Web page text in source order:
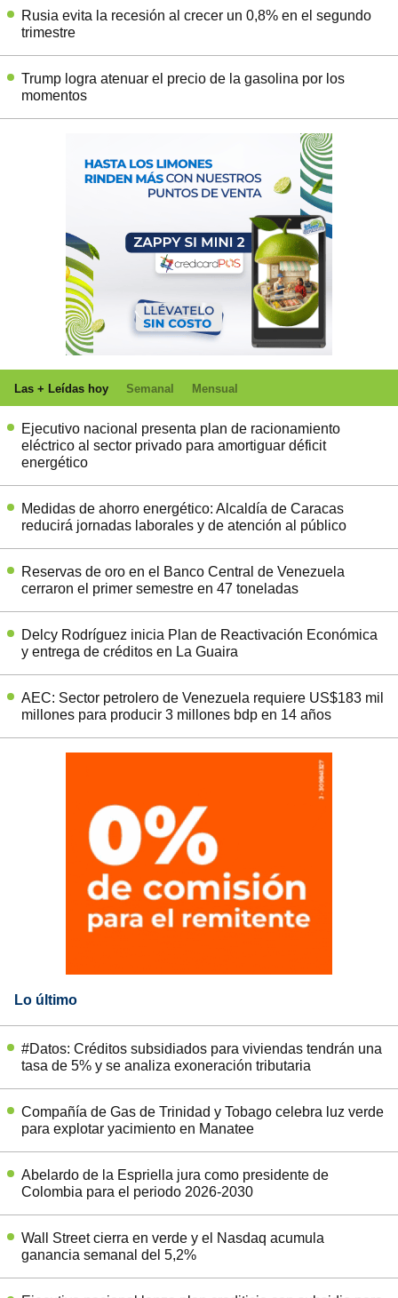
Rusia evita la recesión al crecer un 0,8% en el segundo
trimestre
Trump logra atenuar el precio de la gasolina por los
momentos
Las + Leídas hoy Semanal Mensual
Ejecutivo nacional presenta plan de racionamiento
eléctrico al sector privado para amortiguar déficit
energético
Medidas de ahorro energético: Alcaldía de Caracas
reducirá jornadas laborales y de atención al público
Reservas de oro en el Banco Central de Venezuela
cerraron el primer semestre en 47 toneladas
Delcy Rodríguez inicia Plan de Reactivación Económica
y entrega de créditos en La Guaira
AEC: Sector petrolero de Venezuela requiere US$183 mil
millones para producir 3 millones bdp en 14 años
Lo último
#Datos: Créditos subsidiados para viviendas tendrán una
tasa de 5% y se analiza exoneración tributaria
Compañía de Gas de Trinidad y Tobago celebra luz verde
para explotar yacimiento en Manatee
Abelardo de la Espriella jura como presidente de
Colombia para el periodo 2026-2030
Wall Street cierra en verde y el Nasdaq acumula
ganancia semanal del 5,2%